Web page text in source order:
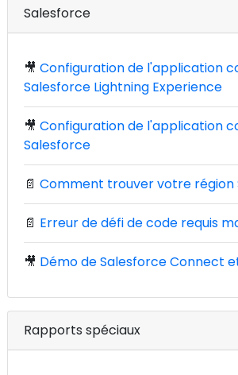
Salesforce
🎥 Configuration de l'application
Salesforce Lightning Experience
🎥 Configuration de l'application
Salesforce
📄 Comment trouver votre région
📄 Erreur de défi de code requis
🎥 Démo de Salesforce Connect
Rapports spéciaux